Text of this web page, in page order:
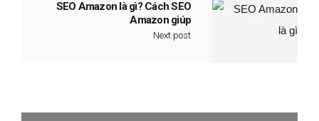
SEO Amazon là gì? Cách SEO
Amazon giúp
Next post